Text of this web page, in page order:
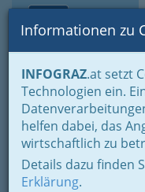
Informationen zu
INFOGRAZ.at setzt
Technologien ein.
helfen dabei, das
wirtschaftlich zu
Details dazu finden
Erklärung.
Home Branchen
Fingernagelstudios -
Beatrix
Berghofstraße 11,